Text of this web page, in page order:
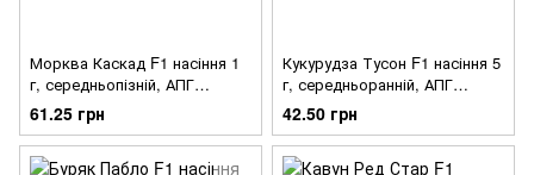
Морква Каскад F1 насіння 1
г, середньопізній, АПГ
(Голландія)
61.25 грн
Кукурудза Тусон F1 насіння 5
г, середньоранній, АПГ
(Голландія)
42.50 грн